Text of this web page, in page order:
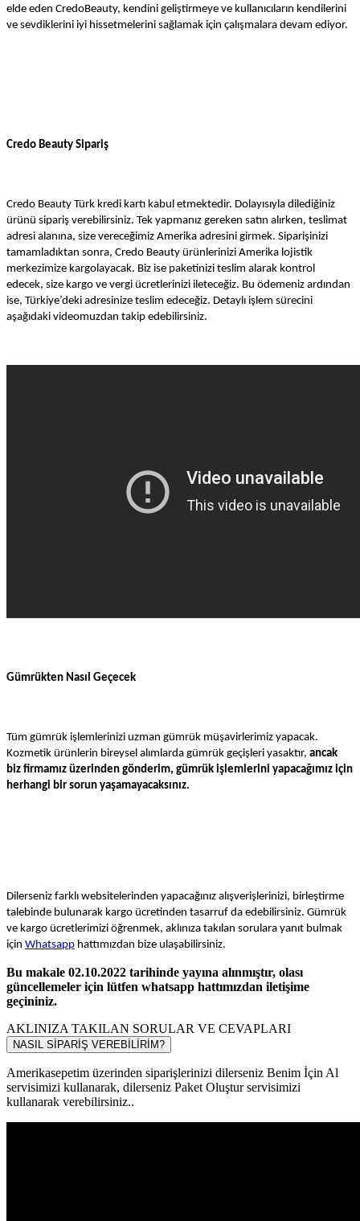
elde eden CredoBeauty, kendini geliştirmeye ve kullanıcıların kendilerini
ve sevdiklerini iyi hissetmelerini sağlamak için çalışmalara devam ediyor.
Credo Beauty Sipariş
Credo Beauty Türk kredi kartı kabul etmektedir. Dolayısıyla dilediğiniz
ürünü sipariş verebilirsiniz. Tek yapmanız gereken satın alırken, teslimat
adresi alanına, size vereceğimiz Amerika adresini girmek. Siparişinizi
tamamladıktan sonra, Credo Beauty ürünlerinizi Amerika lojistik
merkezimize kargolayacak. Biz ise paketinizi teslim alarak kontrol
edecek, size kargo ve vergi ücretlerinizi ileteceğiz. Bu ödemeniz ardından
ise, Türkiye’deki adresinize teslim edeceğiz. Detaylı işlem sürecini
aşağıdaki videomuzdan takip edebilirsiniz.
Gümrükten Nasıl Geçecek
Tüm gümrük işlemlerinizi uzman gümrük müşavirlerimiz yapacak.
Kozmetik ürünlerin bireysel alımlarda gümrük geçişleri yasaktır, ancak
biz firmamız üzerinden gönderim, gümrük işlemlerini yapacağımız için
herhangi bir sorun yaşamayacaksınız.
Dilerseniz farklı websitelerinden yapacağınız alışverişlerinizi, birleştirme
talebinde bulunarak kargo ücretinden tasarruf da edebilirsiniz. Gümrük
ve kargo ücretlerimizi öğrenmek, aklınıza takılan sorulara yanıt bulmak
için Whatsapp hattımızdan bize ulaşabilirsiniz.
Bu makale 02.10.2022 tarihinde yayına alınmıştır, olası
güncellemeler için lütfen whatsapp hattımızdan iletişime
geçininiz.
AKLINIZA TAKILAN SORULAR VE CEVAPLARI
NASIL SİPARİŞ VEREBİLİRİM?
Amerikasepetim üzerinden siparişlerinizi dilerseniz Benim İçin Al
servisimizi kullanarak, dilerseniz Paket Oluştur servisimizi
kullanarak verebilirsiniz..